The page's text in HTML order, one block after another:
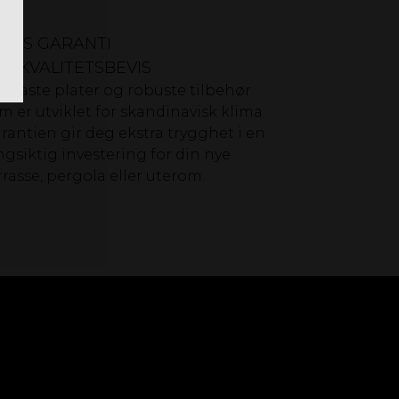
KVALITETSBEVIS
plater og robuste tilbehør
er utviklet for skandinavisk klima.
gir deg ekstra trygghet i en
investering for din nye
pergola eller uterom.